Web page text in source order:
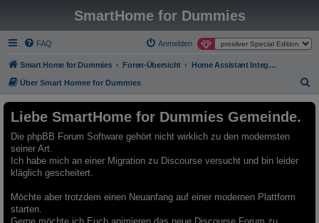
SmartHome for Dummies
FAQ Anmelden
Smart Home for Dummies Foren-Übersicht Home Assistant Integrationen - Archiv - Nur Lesemodus
Über Smart Homee for Dummies
Liebe SmartHome for Dummies Gemeinde.
Die phpBB Forum Software gehört nicht wirklich zu den modernsten
seiner Art.
Ich habe mich an einer Migration zu Discourse versucht und bin leider
kläglich gescheitert.
Möchte aber trotzdem einen Neuanfang auf einer modernen Plattform
starten.